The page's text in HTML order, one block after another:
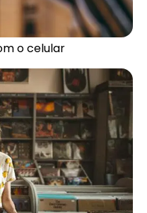
o celular